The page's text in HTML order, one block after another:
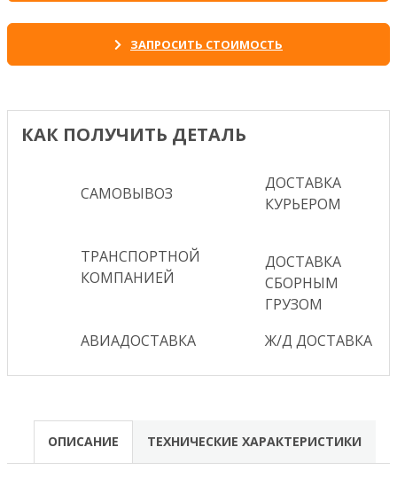
ЗАПРОСИТЬ СТОИМОСТЬ
КАК ПОЛУЧИТЬ ДЕТАЛЬ
САМОВЫВОЗ
ДОСТАВКА
КУРЬЕРОМ
ТРАНСПОРТНОЙ
КОМПАНИЕЙ
ДОСТАВКА
СБОРНЫМ
ГРУЗОМ
АВИАДОСТАВКА
Ж/Д ДОСТАВКА
ОПИСАНИЕ ТЕХНИЧЕСКИЕ ХАРАКТЕРИСТИКИ